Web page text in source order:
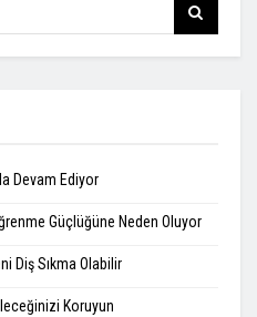
Devam Ediyor
Güçlüğüne Neden Oluyor
Diş Sıkma Olabilir
Koruyun